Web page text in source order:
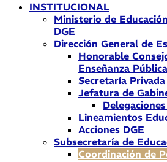
INSTITUCIONAL
Ministerio de
DGE
Dirección General de
Honorable
Enseñanza Pública
Secretaría Privada
Jefatura de
Lineamientos
Acciones DGE
Subsecretaría de
Coordinación de